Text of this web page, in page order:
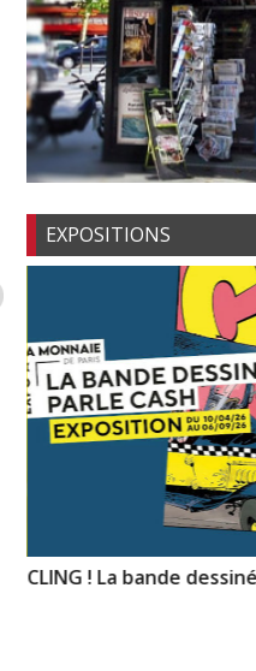
EXPOSITIONS
CLING ! La bande